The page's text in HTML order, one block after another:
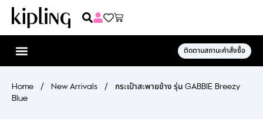
ติดตามสถานะคำสั่งซื้อ
Home / New Arrivals / กระเป๋าสะพายข้าง รุ่น GABBIE Breezy
Blue